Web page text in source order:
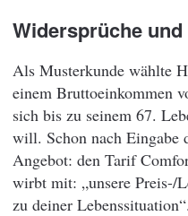
Widersprüche
Als Musterkunde wählte
einem Bruttoeinkommen
sich bis zu seinem 67.
will. Schon nach Eingabe
Angebot: den Tarif
wirbt mit: „unsere Preis-/
zu deiner Lebenssituation“.